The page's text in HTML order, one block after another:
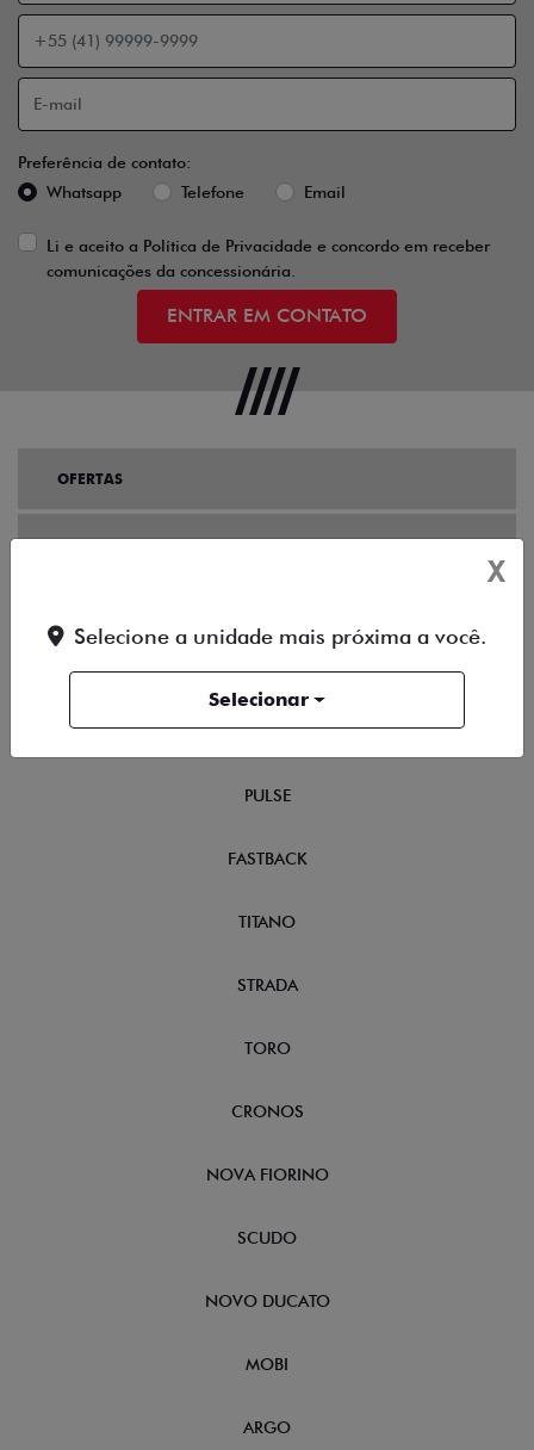
Preferência de contato:
Whatsapp
Telefone Email
Li e aceito a Política de Privacidade e concordo em receber
comunicações da concessionária.
ENTRAR EM CONTATO
OFERTAS
NOVOS
FASTBACK HYBRID
PULSE ABARTH
PULSE
FASTBACK
TITANO
STRADA
TORO
CRONOS
NOVA FIORINO
SCUDO
NOVO DUCATO
MOBI
ARGO
X
Selecione a unidade mais próxima a você.
Selecionar